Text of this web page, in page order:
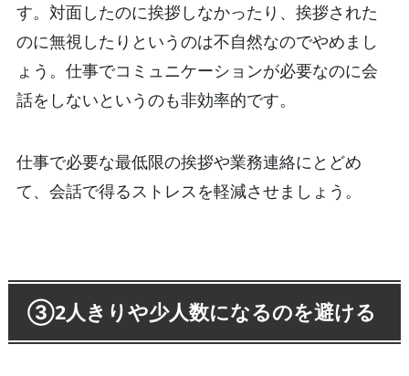
す。対面したのに挨拶しなかったり、挨拶された
のに無視したりというのは不自然なのでやめまし
ょう。仕事でコミュニケーションが必要なのに会
話をしないというのも非効率的です。
仕事で必要な最低限の挨拶や業務連絡にとどめ
て、会話で得るストレスを軽減させましょう。
③2人きりや少人数になるのを避ける